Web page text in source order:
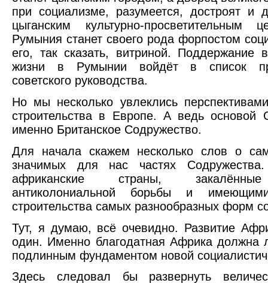
при социализме, разумеется, достроят и
цыганским культурно-
Румыния станет своего рода форпостом
его, так сказать, витриной. Поддержание
жизни в Румынии войдёт в список
советского руководства.
Но мы несколько увлеклись перспективами
строительства в Европе. А ведь основой
именно Британское Содружество.
Для начала скажем несколько слов о
значимых для нас частях
африканские страны, закалённые
антиколониальной борьбы и
строительства самых разнообразных форм
Тут, я думаю, всё очевидно. Развитие
один. Именно благодатная Африка должна
подлинным фундаментом новой
Здесь следовал бы развернуть